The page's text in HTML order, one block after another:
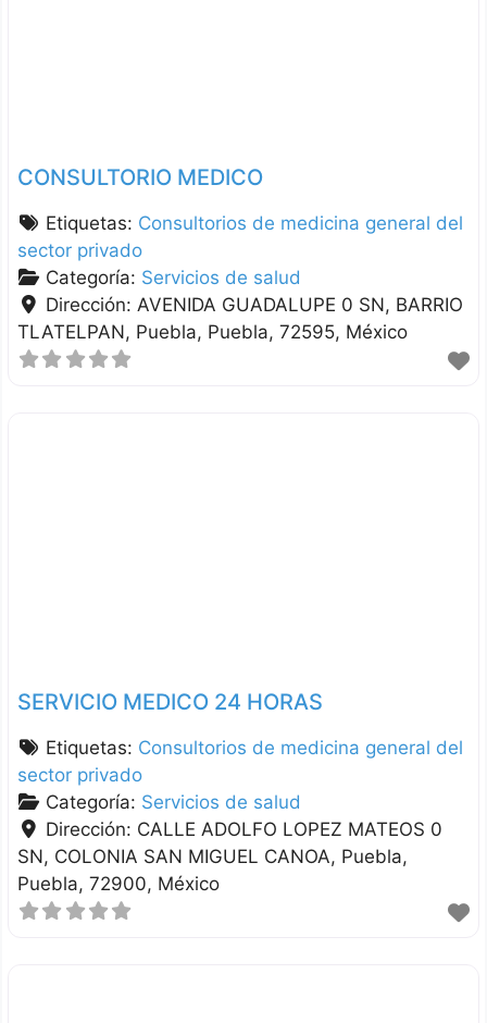
CONSULTORIO MEDICO
Etiquetas: Consultorios de medicina general del
sector privado
Categoría: Servicios de salud
Dirección: AVENIDA GUADALUPE 0 SN, BARRIO
TLATELPAN Puebla Puebla 72595 México
SERVICIO MEDICO 24 HORAS
Etiquetas: Consultorios de medicina general del
sector privado
Categoría: Servicios de salud
Dirección: CALLE ADOLFO LOPEZ MATEOS 0
SN, COLONIA SAN MIGUEL CANOA Puebla
Puebla 72900 México